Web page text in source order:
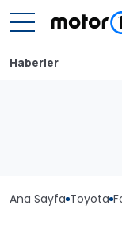
Haberler
Ana Sayfa Toyota